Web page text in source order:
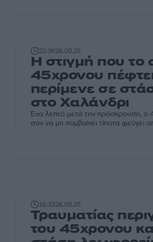
22:3926.05.25
Η στιγμή που το
45χρονου
περίμενε σε
στο Χαλάνδρι
Ένα λεπτό μετά την πρόσκρουση, ο
σαν να μη συμβαίνει τίποτα φεύγει
16:3326.05.25
Τραυματίας
του 45χρονου